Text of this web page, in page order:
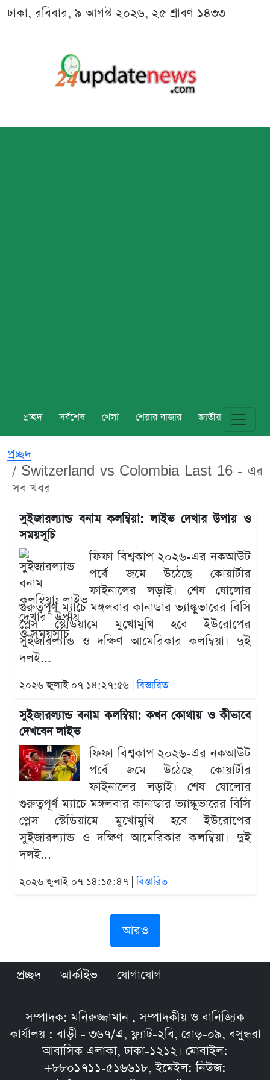
ঢাকা, রবিবার, ৯ আগস্ট ২০২৬, ২৫ শ্রাবণ ১৪৩৩
প্রচ্ছদ সর্বশেষ খেলা শেয়ার বাজার জাতীয় বিশ্ব
প্রচ্ছদ
Switzerland vs Colombia Last 16 - এর
সব খবর
সুইজারল্যান্ড বনাম কলম্বিয়া: লাইভ দেখার উপায় ও
সময়সূচি
ফিফা বিশ্বকাপ ২০২৬-এর নকআউট
পর্বে জমে উঠেছে কোয়ার্টার
ফাইনালের লড়াই। শেষ ষোলোর
গুরুত্বপূর্ণ ম্যাচে মঙ্গলবার কানাডার ভ্যাঙ্কুভারের বিসি
প্লেস স্টেডিয়ামে মুখোমুখি হবে ইউরোপের
সুইজারল্যান্ড ও দক্ষিণ আমেরিকার কলম্বিয়া। দুই
দলই...
২০২৬ জুলাই ০৭ ১৪:২৭:৫৬ |বিস্তারিত
সুইজারল্যান্ড বনাম কলম্বিয়া: কখন কোথায় ও কীভাবে
দেখবেন লাইভ
ফিফা বিশ্বকাপ ২০২৬-এর নকআউট
পর্বে জমে উঠেছে কোয়ার্টার
ফাইনালের লড়াই। শেষ ষোলোর
গুরুত্বপূর্ণ ম্যাচে মঙ্গলবার কানাডার ভ্যাঙ্কুভারের বিসি
প্লেস স্টেডিয়ামে মুখোমুখি হবে ইউরোপের
সুইজারল্যান্ড ও দক্ষিণ আমেরিকার কলম্বিয়া। দুই
দলই...
২০২৬ জুলাই ০৭ ১৪:১৫:৪৭ |বিস্তারিত
আরও
প্রচ্ছদ আর্কাইভ যোগাযোগ
সম্পাদক: মনিরুজ্জামান , সম্পাদকীয় ও বানিজ্যিক
কার্যালয় : বাড়ী - ৩৬৭/এ, ফ্ল্যাট-২বি, রোড়-০৯, বসুন্ধরা
আবাসিক এলাকা, ঢাকা-১২১২। মোবাইল:
+৮৮০১৭১১-৫১৬৬১৮, ইমেইল: নিউজ: